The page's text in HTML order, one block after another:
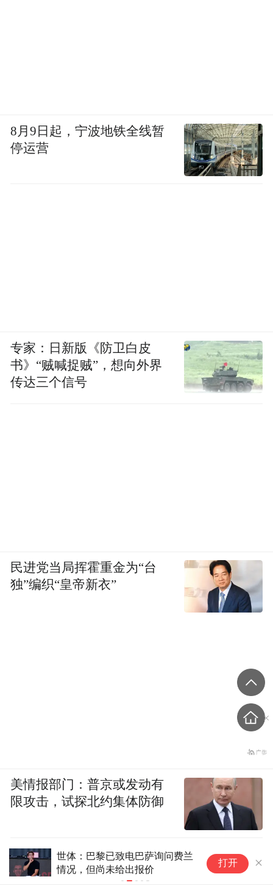
世体：巴黎已致电巴萨询问费兰
情况，但尚未给出报价
打开
8月9日起，宁波地铁全线暂
停运营
专家：日新版《防卫白皮
书》“贼喊捉贼”，想向外界
传达三个信号
民进党当局挥霍重金为“台
独”编织“皇帝新衣”
美情报部门：普京或发动有
限攻击，试探北约集体防御